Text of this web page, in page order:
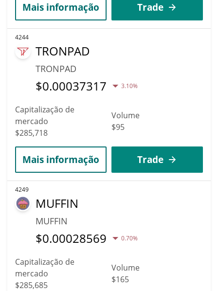
Mais informação Trade
4244
TRONPAD
TRONPAD
$0.00037317 3.10%
Capitalização de
mercado
$285,718
Volume
$95
Mais informação Trade
4249
MUFFIN
MUFFIN
$0.00028569 0.70%
Capitalização de
mercado
$285,685
Volume
$165